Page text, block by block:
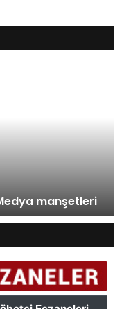
Gıynık Medya